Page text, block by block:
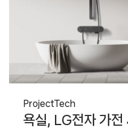
ProjectTech
욕실, LG전자 가전